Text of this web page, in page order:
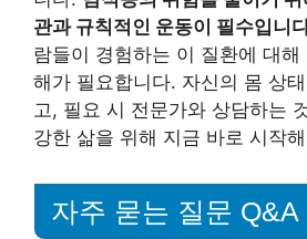
관과 규칙적인 운동이 필수입니
람들이 경험하는 이 질환에 대해
해가 필요합니다. 자신의 몸 상
고, 필요 시 전문가와 상담하는
강한 삶을 위해 지금 바로 시작
자주 묻는 질문 Q&A